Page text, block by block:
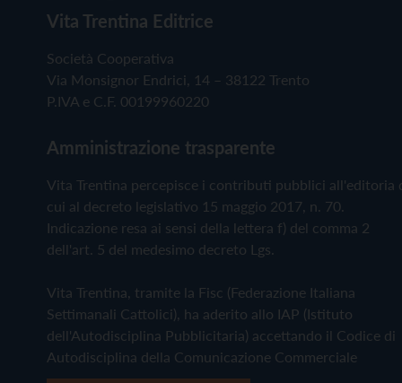
Vita Trentina Editrice
Società Cooperativa
Via Monsignor Endrici, 14 – 38122 Trento
P.IVA e C.F. 00199960220
Amministrazione trasparente
Vita Trentina percepisce i contributi pubblici all'editoria
cui al decreto legislativo 15 maggio 2017, n. 70.
Indicazione resa ai sensi della lettera f) del comma 2
dell'art. 5 del medesimo decreto Lgs.
Vita Trentina, tramite la Fisc (Federazione Italiana
Settimanali Cattolici), ha aderito allo IAP (Istituto
dell'Autodisciplina Pubblicitaria) accettando il Codice di
Autodisciplina della Comunicazione Commerciale